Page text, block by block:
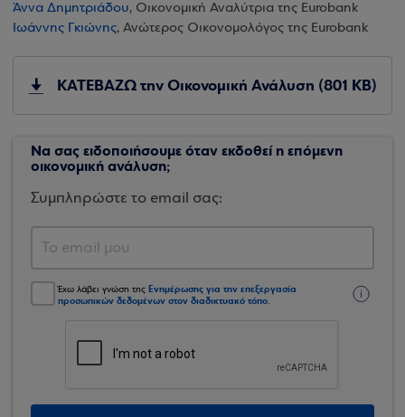
Άννα Δημητριάδου, Οικονομική Αναλύτρια της Eurobank
Ιωάννης Γκιώνης, Ανώτερος Οικονομολόγος της Eurobank
ΚΑΤΕΒΑΖΩ την Οικονομική Ανάλυση (801 KB)
Να σας ειδοποιήσουμε όταν εκδοθεί η επόμενη
οικονομική ανάλυση;
Συμπληρώστε το email σας:
Έχω λάβει γνώση της Ενημέρωσης για την επεξεργασία
προσωπικών δεδομένων στον διαδικτυακό τόπο.